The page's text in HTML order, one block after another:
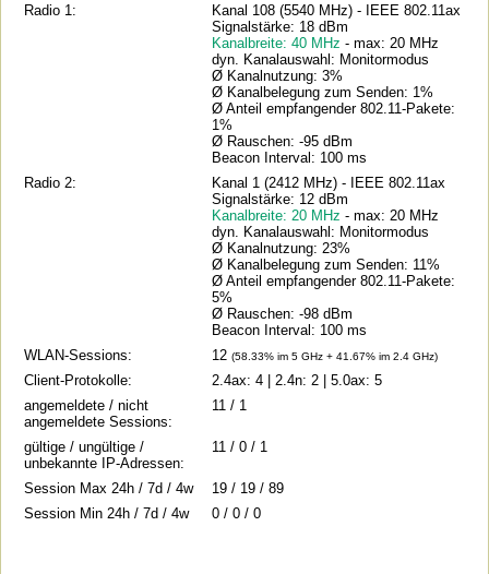
Radio 1:
Kanal 108 (5540 MHz) - IEEE 802.11ax
Signalstärke: 18 dBm
Kanalbreite: 40 MHz- max: 20 MHz
dyn. Kanalauswahl: Monitormodus
Ø Kanalnutzung: 3%
Ø Kanalbelegung zum Senden: 1%
Ø Anteil empfangender 802.11-Pakete:
1%
Ø Rauschen: -95 dBm
Beacon Interval: 100 ms
Radio 2:
Kanal 1 (2412 MHz) - IEEE 802.11ax
Signalstärke: 12 dBm
Kanalbreite: 20 MHz- max: 20 MHz
dyn. Kanalauswahl: Monitormodus
Ø Kanalnutzung: 23%
Ø Kanalbelegung zum Senden: 11%
Ø Anteil empfangender 802.11-Pakete:
5%
Ø Rauschen: -98 dBm
Beacon Interval: 100 ms
WLAN-Sessions:
12(58.33% im 5 GHz + 41.67% im 2.4 GHz)
Client-Protokolle:
2.4ax: 4 | 2.4n: 2 | 5.0ax: 5
angemeldete / nicht
angemeldete Sessions:
11 / 1
gültige / ungültige /
unbekannte IP-Adressen:
11 / 0 / 1
Session Max 24h / 7d / 4w
19 / 19 / 89
Session Min 24h / 7d / 4w
0 / 0 / 0